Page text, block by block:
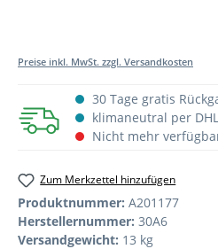
Preise inkl. MwSt. zzgl. Versandkosten
30 Tage gratis
klimaneutral per
Nicht mehr
Zum Merkzettel hinzufügen
Produktnummer: A201177
Herstellernummer: 30A6
Versandgewicht: 13 kg